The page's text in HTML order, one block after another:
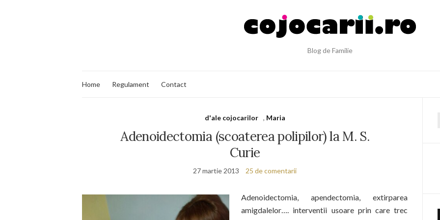
Blog de Familie
Home Regulament Contact
d'ale cojocarilor , Maria
Adenoidectomia (scoaterea polipilor) la M. S.
Curie
27 martie 2013 25 de comentarii
Adenoidectomia, apendectomia, extirparea
amigdalelor…. interventii usoare prin care trec